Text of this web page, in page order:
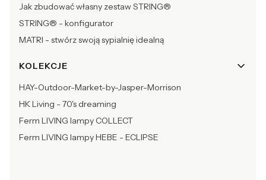
Jak zbudować własny zestaw STRING®
STRING® - konfigurator
MATRI - stwórz swoją sypialnię idealną
KOLEKCJE
HAY-Outdoor-Market-by-Jasper-Morrison
HK Living - 70's dreaming
Ferm LIVING lampy COLLECT
Ferm LIVING lampy HEBE - ECLIPSE